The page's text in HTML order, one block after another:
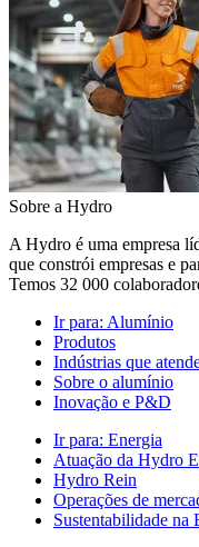
Sobre a Hydro
A Hydro é uma empresa
que constrói empresas e
Temos 32 000
Ir para: Alumínio
Produtos
Indústrias que
Sobre o alumínio
Inovação e P&D
Ir para: Energia
Atuação da Hydro
Hydro Rein
Operações de
Sustentabilidade na